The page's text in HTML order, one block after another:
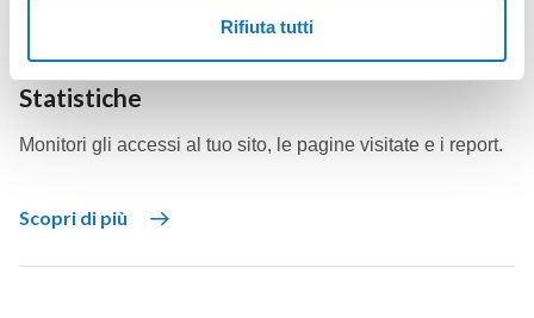
Rifiuta tutti
Statistiche
Monitori gli accessi al tuo sito, le pagine visitate e i report.
Scopri di più